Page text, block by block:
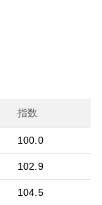
指数
100.0
102.9
104.5